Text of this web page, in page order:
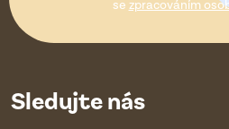
se zpracováním
Sledujte nás